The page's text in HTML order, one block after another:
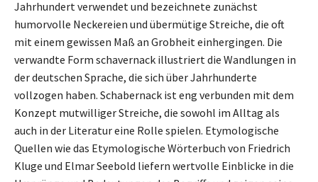
Jahrhundert verwendet und bezeichnete zunächst
humorvolle Neckereien und übermütige Streiche, die oft
mit einem gewissen Maß an Grobheit einhergingen. Die
verwandte Form schavernack illustriert die Wandlungen in
der deutschen Sprache, die sich über Jahrhunderte
vollzogen haben. Schabernack ist eng verbunden mit dem
Konzept mutwilliger Streiche, die sowohl im Alltag als
auch in der Literatur eine Rolle spielen. Etymologische
Quellen wie das Etymologische Wörterbuch von Friedrich
Kluge und Elmar Seebold liefern wertvolle Einblicke in die